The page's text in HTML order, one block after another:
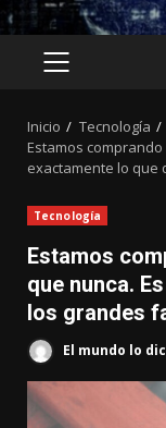
MENÚ
Inicio
Tecnología
Estamos
exactamente lo que
Tecnología
Estamos
que nunca.
los grandes
El mundo lo